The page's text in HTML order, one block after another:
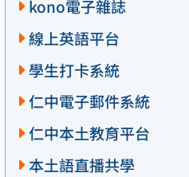
kono電子雜誌
線上英語平台
學生打卡系統
仁中電子郵件系統
仁中本土教育平台
本土語直播共學